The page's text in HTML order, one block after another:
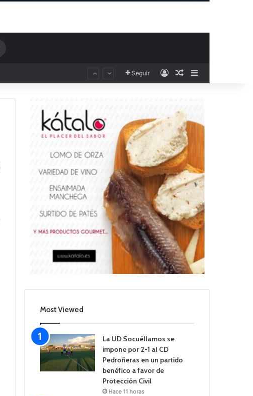
Seguir AccesoPublicación al
Most Viewed
La UD Socuéllamos se
impone por 2-1 al CD
Pedroñeras en un partido
benéfico a favor de
Protección Civil
Hace 11 horas